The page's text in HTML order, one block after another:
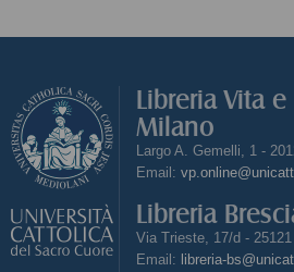
Libreria Vita
Milano
Largo A. Gemelli, 1 -
Email:
Libreria
Via Trieste, 17/d -
Email: libreria-